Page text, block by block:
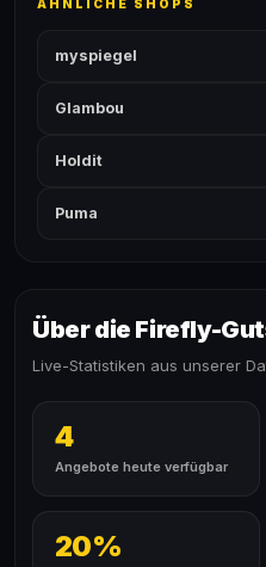
ÄHNLICHE SHOPS
myspiegel
Glambou
Holdit
Puma
Über die Firefly-
Live-Statistiken aus unserer
4
Angebote heute verfügbar
20%